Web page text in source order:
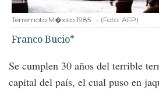
Terremoto M�xico 1985 - (Foto: AFP)
Franco Bucio*
Se cumplen 30 años del terrible
capital del país, el cual puso en